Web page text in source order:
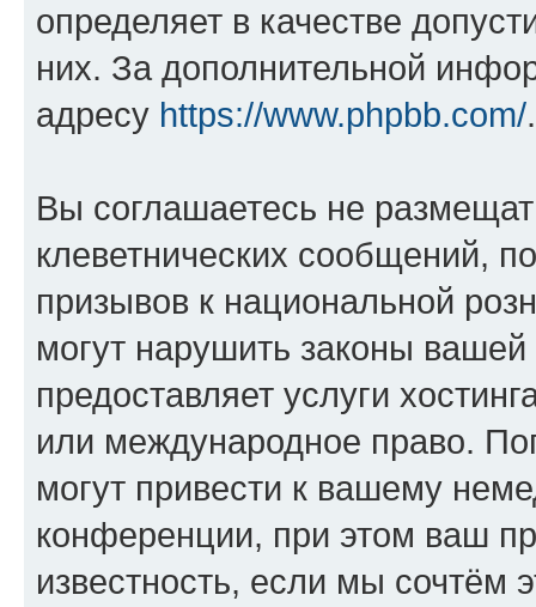
определяет в качестве
них. За дополнительной
адресу https://www.phpbb.com/.
Вы соглашаетесь не
клеветнических сообщений,
призывов к национальной
могут нарушить законы
предоставляет услуги
или международное право.
могут привести к вашему
конференции, при этом ваш
известность, если мы сочтём